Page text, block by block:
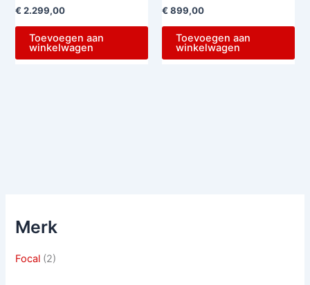
€ 2.299,00
Toevoegen aan
winkelwagen
€ 899,00
Toevoegen aan
winkelwagen
Merk
Focal (2)